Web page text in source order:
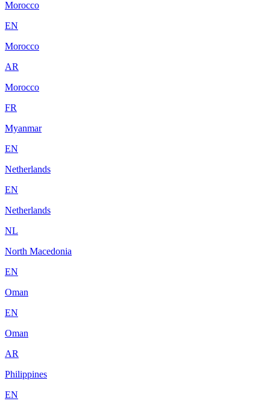
Morocco
EN
Morocco
AR
Morocco
FR
Myanmar
EN
Netherlands
EN
Netherlands
NL
North Macedonia
EN
Oman
EN
Oman
AR
Philippines
EN